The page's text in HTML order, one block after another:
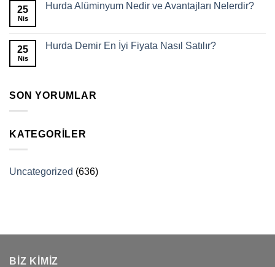
25
Nis
Hurda Alüminyum Nedir ve Avantajları Nelerdir?
25
Nis
Hurda Demir En İyi Fiyata Nasıl Satılır?
SON YORUMLAR
KATEGORILER
Uncategorized (636)
BİZ KİMİZ